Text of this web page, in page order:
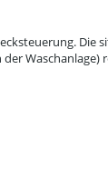
Die
Waschanlage)